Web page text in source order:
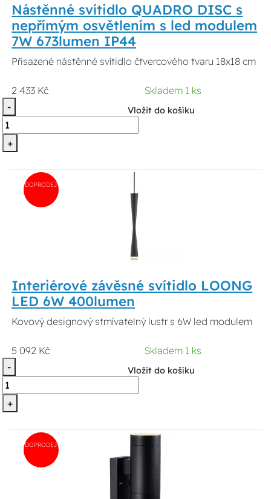
Nástěnné svítidlo QUADRO DISC s
nepřímým osvětlením s led modulem
7W 673lumen IP44
Přisazené nástěnné svítidlo čtvercového tvaru 18x18 cm
2 433 Kč
Skladem 1 ks
-
+
Vložit do košíku
DOPRODEJ
Interiérové závěsné svítidlo LOONG
LED 6W 400lumen
Kovový designový stmívatelný lustr s 6W led modulem
5 092 Kč
Skladem 1 ks
-
+
Vložit do košíku
DOPRODEJ